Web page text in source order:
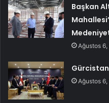
Başkan
Ağustos
Gürcistan
Ağustos